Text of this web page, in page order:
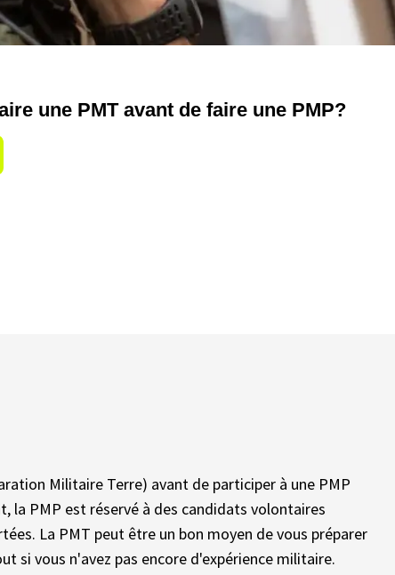
une PMT avant de faire une PMP?
Militaire Terre) avant de participer à une PMP
la PMP est réservé à des candidats volontaires
La PMT peut être un bon moyen de vous préparer
si vous n'avez pas encore d'expérience militaire.